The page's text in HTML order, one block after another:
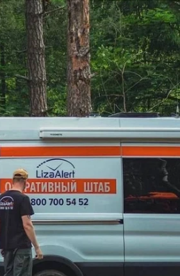
МАЛЕНЬКИЙ ЧЕМПИОН УРАЛЬСКИЙ